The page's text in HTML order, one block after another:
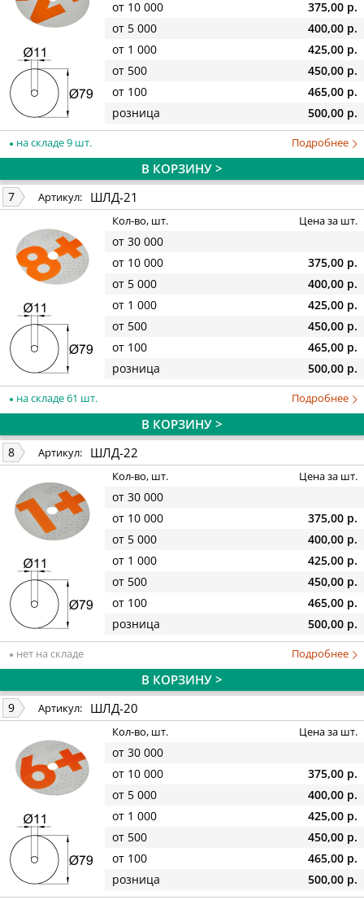
от 10 000
375,00 р.
от 5 000
400,00 р.
от 1 000
425,00 р.
от 500
450,00 р.
от 100
465,00 р.
розница
500,00 р.
на складе 9 шт. Подробнее
В КОРЗИНУ >
7 Артикул: ШЛД-21
Кол-во, шт. Цена за шт.
от 30 000
от 10 000
375,00 р.
от 5 000
400,00 р.
от 1 000
425,00 р.
от 500
450,00 р.
от 100
465,00 р.
розница
500,00 р.
на складе 61 шт. Подробнее
В КОРЗИНУ >
8 Артикул: ШЛД-22
Кол-во, шт. Цена за шт.
от 30 000
от 10 000
375,00 р.
от 5 000
400,00 р.
от 1 000
425,00 р.
от 500
450,00 р.
от 100
465,00 р.
розница
500,00 р.
нет на складе Подробнее
В КОРЗИНУ >
9 Артикул: ШЛД-20
Кол-во, шт. Цена за шт.
от 30 000
от 10 000
375,00 р.
от 5 000
400,00 р.
от 1 000
425,00 р.
от 500
450,00 р.
от 100
465,00 р.
розница
500,00 р.